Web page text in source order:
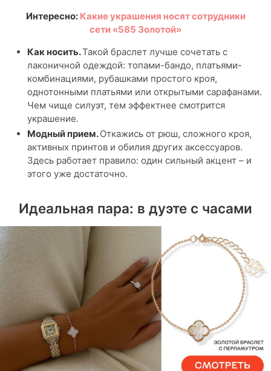
Интересно: Какие украшения носят сотрудники
сети «585 Золотой»
Как носить.Такой браслет лучше сочетать с
лаконичной одеждой: топами-бандо, платьями-
комбинациями, рубашками простого кроя,
однотонными платьями или открытыми сарафанами.
Чем чище силуэт, тем эффектнее смотрится
украшение.
Модный прием.Откажись от рюш, сложного кроя,
активных принтов и обилия других аксессуаров.
Здесь работает правило: один сильный акцент – и
этого уже достаточно.
Идеальная пара: в дуэте с часами